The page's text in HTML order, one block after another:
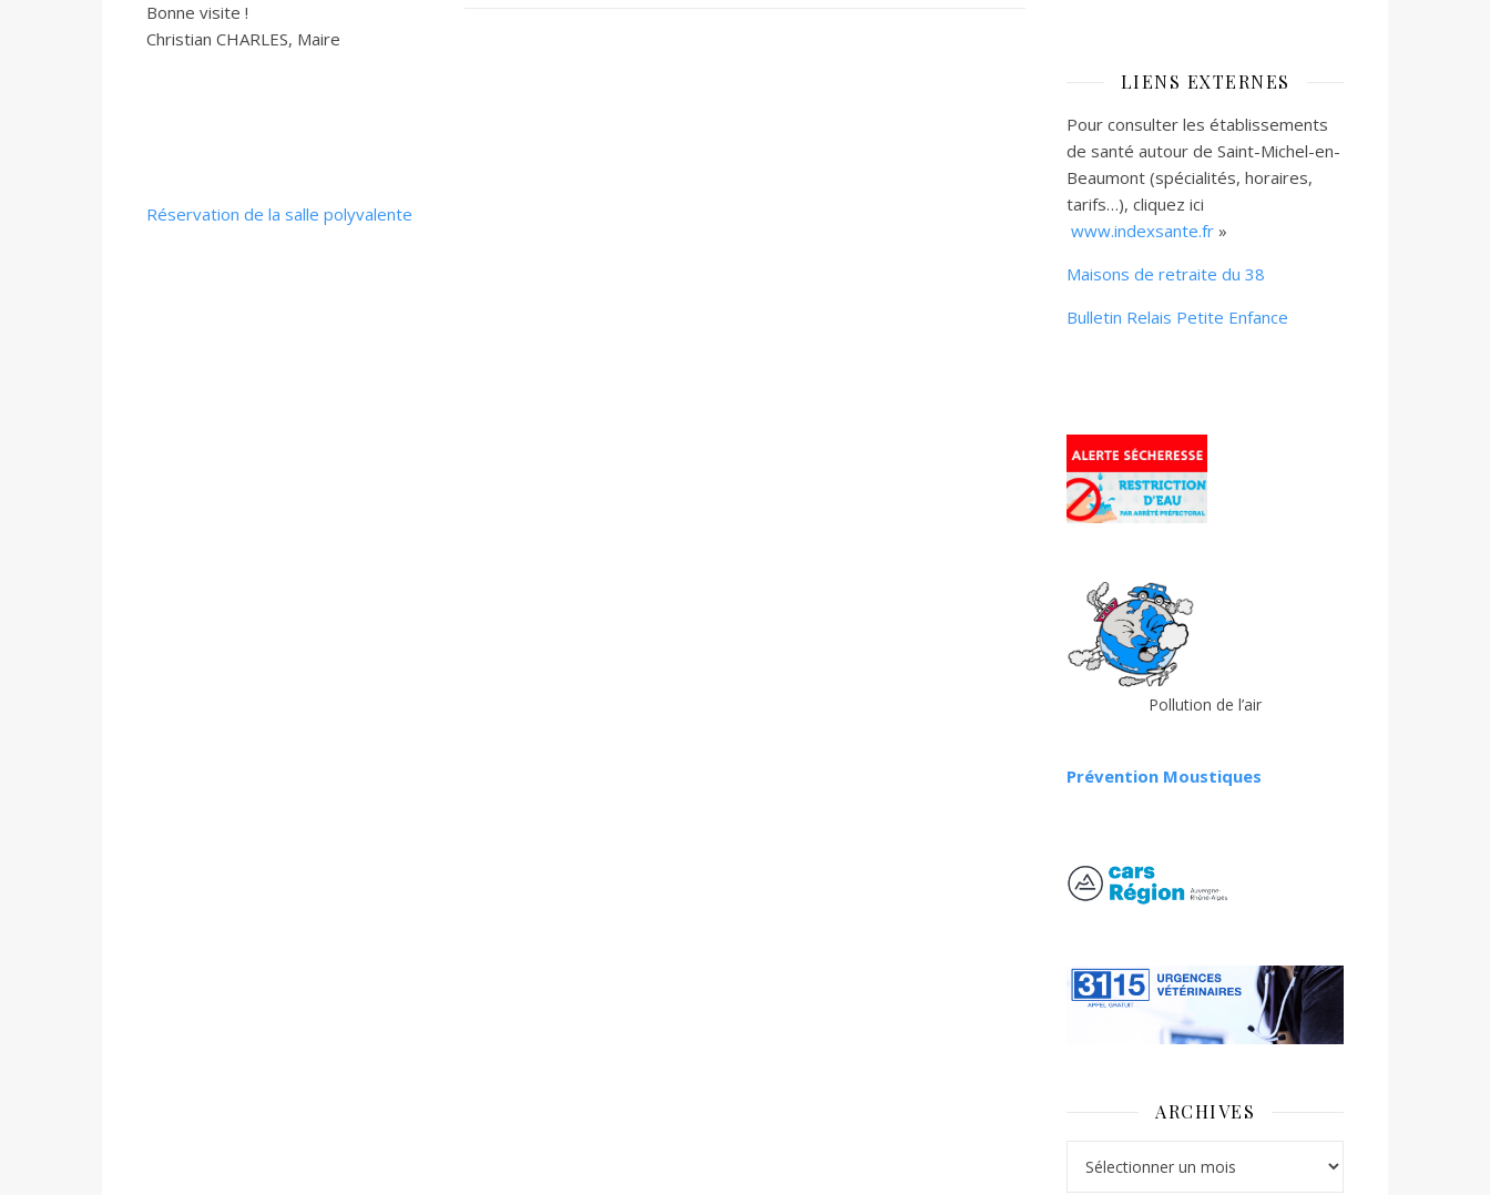
Bonne visite !
Christian CHARLES, Maire
Réservation de la salle polyvalente
LIENS EXTERNES
Pour consulter les établissements
de santé autour de Saint-Michel-en-
Beaumont (spécialités, horaires,
tarifs…), cliquez ici
www.indexsante.fr »
Maisons de retraite du 38
Bulletin Relais Petite Enfance
Pollution de l’air
Prévention Moustiques
ARCHIVES